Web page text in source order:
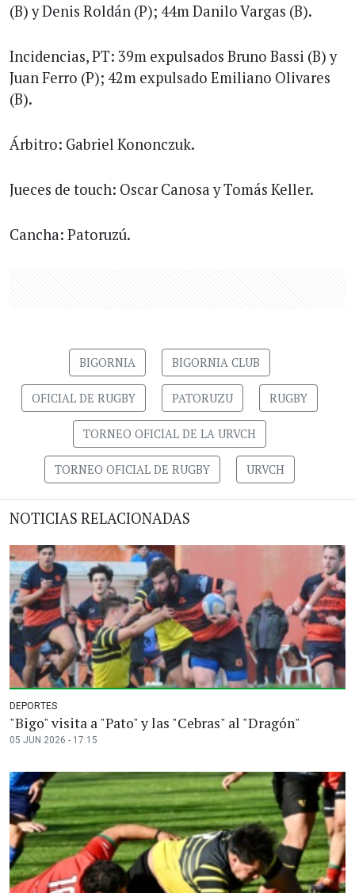
(B) y Denis Roldán (P); 44m Danilo Vargas (B).
Incidencias, PT: 39m expulsados Bruno Bassi (B) y
Juan Ferro (P); 42m expulsado Emiliano Olivares
(B).
Árbitro: Gabriel Kononczuk.
Jueces de touch: Oscar Canosa y Tomás Keller.
Cancha: Patoruzú.
BIGORNIA BIGORNIA CLUB
OFICIAL DE RUGBY PATORUZU RUGBY
TORNEO OFICIAL DE LA URVCH
TORNEO OFICIAL DE RUGBY URVCH
NOTICIAS RELACIONADAS
DEPORTES
"Bigo" visita a "Pato" y las "Cebras" al "Dragón"
05 JUN 2026 - 17:15